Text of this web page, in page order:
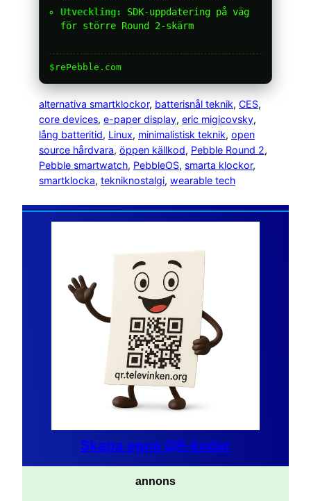
Utveckling:
SDK-uppdatering på väg
för större Round 2-skärm
$ rePebble.com
alternativa smartklockor, batterisnål teknik, CES
core devices, e-paper display, eric migicovsky
lång batteritid, Linux, minimalistisk teknik, open
source hårdvara, öppen källkod, Pebble Round 2
Pebble smartwatch, PebbleOS, smarta klockor
smartklocka, tekniknostalgi, wearable tech
Skapa egna QR-koder
annons